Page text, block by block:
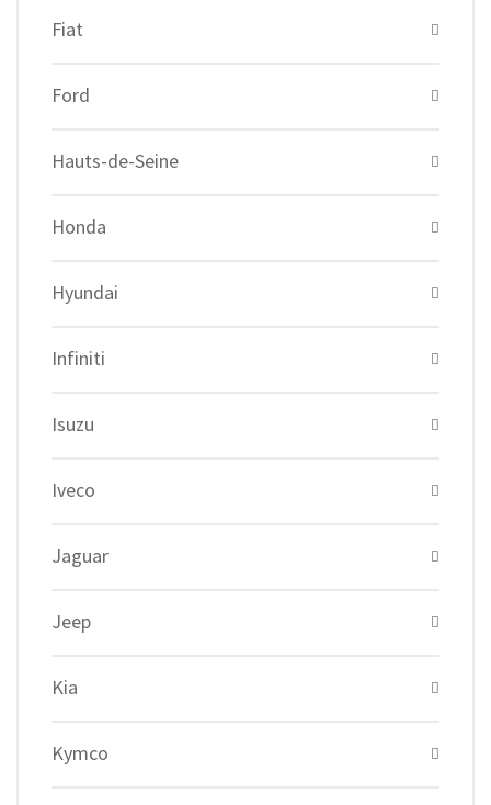
Fiat
Ford
Hauts-de-Seine
Honda
Hyundai
Infiniti
Isuzu
Iveco
Jaguar
Jeep
Kia
Kymco